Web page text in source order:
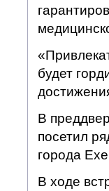
будет
В
посетил
города
В ходе